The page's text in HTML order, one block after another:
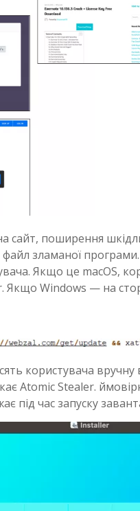
сайт, поширення
зламаної
Якщо це macOS,
Якщо Windows — на
користувача
Atomic Stealer.
під час запуску